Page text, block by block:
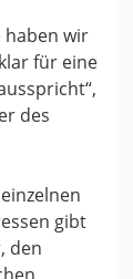
haben wir
für eine
des
gibt
den